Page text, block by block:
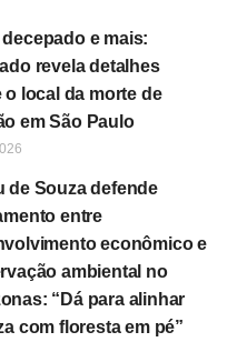
decepado e mais:
revela detalhes
o local da morte de
em São Paulo
de Souza defende
entre
econômico e
ambiental no
“Dá para alinhar
com floresta em pé”